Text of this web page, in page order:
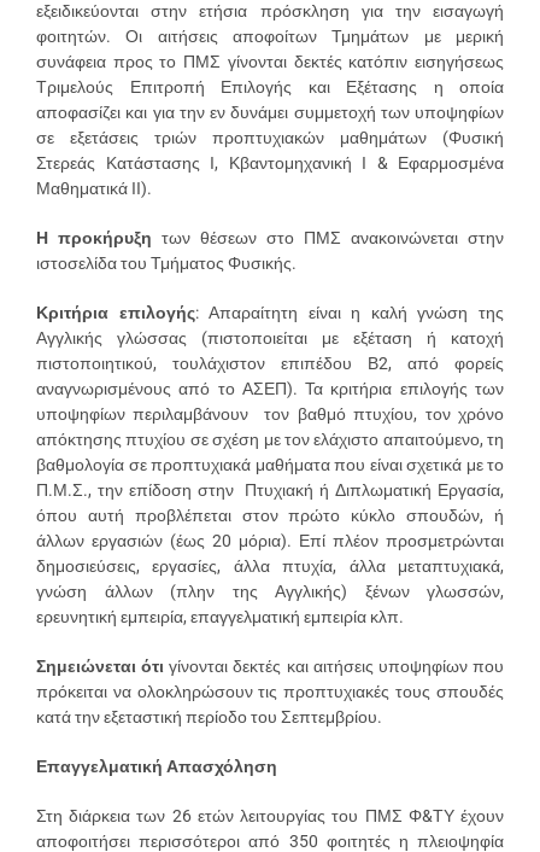
εξειδικεύονται στην ετήσια πρόσκληση για την εισαγωγή
φοιτητών. Οι αιτήσεις αποφοίτων Τμημάτων με μερική
συνάφεια προς το ΠΜΣ γίνονται δεκτές κατόπιν εισηγήσεως
Τριμελούς Επιτροπή Επιλογής και Εξέτασης η οποία
αποφασίζει και για την εν δυνάμει συμμετοχή των υποψηφίων
σε εξετάσεις τριών προπτυχιακών μαθημάτων (Φυσική
Στερεάς Κατάστασης Ι, Κβαντομηχανική Ι & Εφαρμοσμένα
Μαθηματικά ΙΙ).
Η προκήρυξη των θέσεων στο ΠΜΣ ανακοινώνεται στην
ιστοσελίδα του Τμήματος Φυσικής.
Κριτήρια επιλογής: Απαραίτητη είναι η καλή γνώση της
Αγγλικής γλώσσας (πιστοποιείται με εξέταση ή κατοχή
πιστοποιητικού, τουλάχιστον επιπέδου Β2, από φορείς
αναγνωρισμένους από το ΑΣΕΠ). Τα κριτήρια επιλογής των
υποψηφίων περιλαμβάνουν τον βαθμό πτυχίου, τον χρόνο
απόκτησης πτυχίου σε σχέση με τον ελάχιστο απαιτούμενο, τη
βαθμολογία σε προπτυχιακά μαθήματα που είναι σχετικά με το
Π.Μ.Σ., την επίδοση στην Πτυχιακή ή Διπλωματική Εργασία,
όπου αυτή προβλέπεται στον πρώτο κύκλο σπουδών, ή
άλλων εργασιών (έως 20 μόρια). Επί πλέον προσμετρώνται
δημοσιεύσεις, εργασίες, άλλα πτυχία, άλλα μεταπτυχιακά,
γνώση άλλων (πλην της Αγγλικής) ξένων γλωσσών,
ερευνητική εμπειρία, επαγγελματική εμπειρία κλπ.
Σημειώνεται ότι γίνονται δεκτές και αιτήσεις υποψηφίων που
πρόκειται να ολοκληρώσουν τις προπτυχιακές τους σπουδές
κατά την εξεταστική περίοδο του Σεπτεμβρίου.
Επαγγελματική Απασχόληση
Στη διάρκεια των 26 ετών λειτουργίας του ΠΜΣ Φ&ΤΥ έχουν
αποφοιτήσει περισσότεροι από 350 φοιτητές η πλειοψηφία